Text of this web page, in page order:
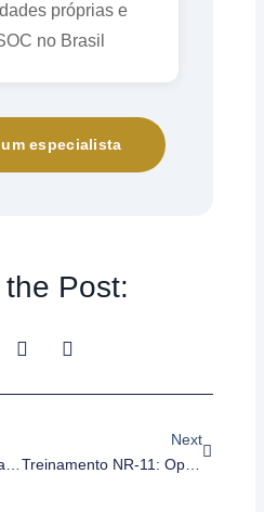
próprias e
no Brasil
especialista
Post:
Treinamento NR-11: Transporte E Movimentação De Materiais (Reciclagem Periódica)
Next
Treinamento NR-11: Operador De Transpaleteira (Reciclagem)